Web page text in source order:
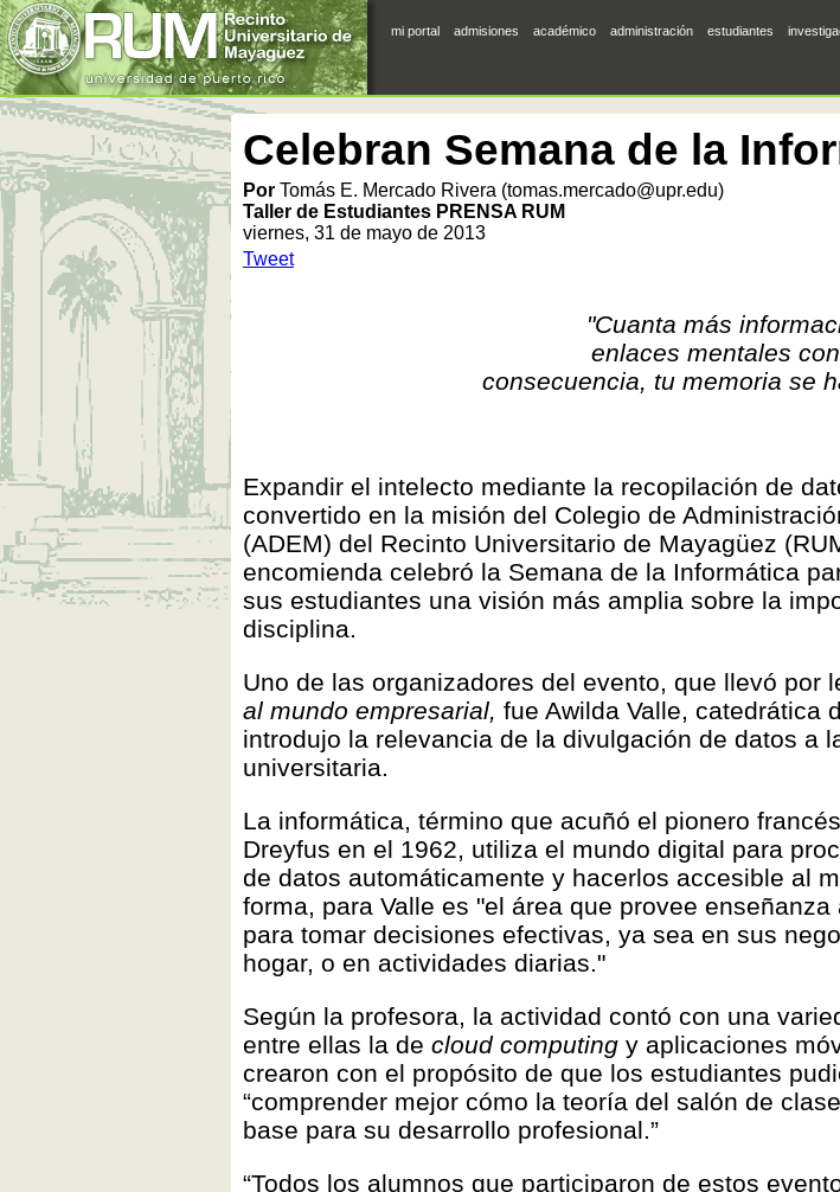
mi portal admisiones académico administración estudiantes
Celebran Semana de la
Por Tomás E. Mercado Rivera (tomas.mercado@upr.edu)
Taller de Estudiantes PRENSA RUM
viernes, 31 de mayo de 2013
Tweet
"Cuanta más
enlaces mentales
consecuencia, tu memoria se
Expandir el intelecto mediante la recopilación de
convertido en la misión del Colegio de
(ADEM) del Recinto Universitario de Mayagüez
encomienda celebró la Semana de la Informática
sus estudiantes una visión más amplia sobre la
disciplina.
Uno de las organizadores del evento, que llevó por
al mundo empresarial, fue Awilda Valle, catedrática
introdujo la relevancia de la divulgación de datos a
universitaria.
La informática, término que acuñó el pionero
Dreyfus en el 1962, utiliza el mundo digital para
de datos automáticamente y hacerlos accesible al
forma, para Valle es "el área que provee enseñanza
para tomar decisiones efectivas, ya sea en sus
hogar, o en actividades diarias."
Según la profesora, la actividad contó con una
entre ellas la de cloud computing y aplicaciones
crearon con el propósito de que los estudiantes
“comprender mejor cómo la teoría del salón de
base para su desarrollo profesional.”
“Todos los alumnos que participaron de estos